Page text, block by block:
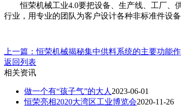
恒荣机械工业4.0要把设备、生产线、工厂、供
行业，用专业的团队为客户设计各种非标准件设
上一篇：恒荣机械揭秘集中供料系统的主要功能
返回列表
相关资讯
做一个有“孩子气”的大人 2023-06-01
恒荣亮相2020大湾区工业博览会2020-11-26